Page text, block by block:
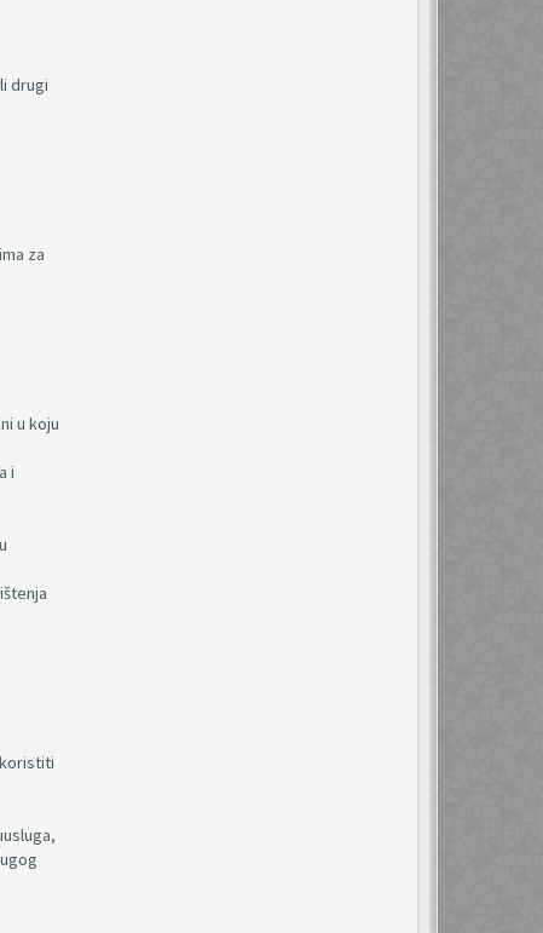
drugi
za
u koju
i